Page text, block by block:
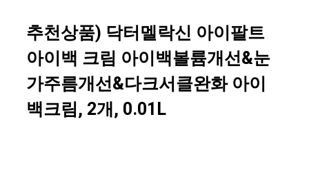
추천상품) 닥터멜락신 아이팔트
아이백 크림 아이백볼륨개선&눈
가주름개선&다크서클완화 아이
백크림, 2개, 0.01L